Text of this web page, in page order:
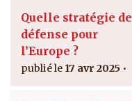
Quelle stratégie de
défense pour
l’Europe ?
17 avr 2025